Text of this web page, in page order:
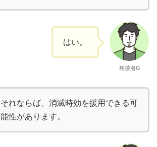
はい。
相談者G
それならば、消滅時効を援用できる可
能性があります。